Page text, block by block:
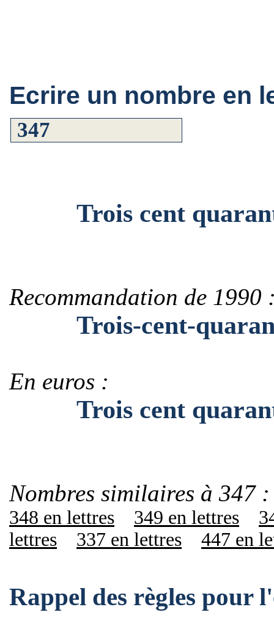
Ecrire un nombre en
Trois cent
Recommandation de 1990
Trois-cent-
En euros :
Trois cent
Nombres similaires à 347 :
348 en lettres 349 en lettres
lettres
337 en lettres 447 en
Rappel des règles pour